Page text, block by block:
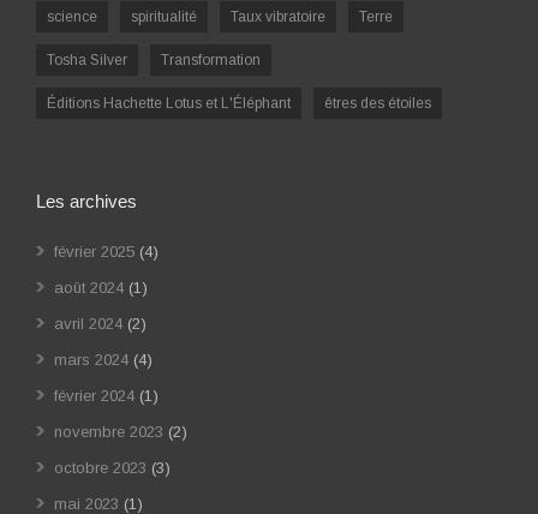
science spiritualité Taux vibratoire Terre
Tosha Silver Transformation
Éditions Hachette Lotus et L'Éléphant êtres des étoiles
Les archives
février 2025 (4)
août 2024 (1)
avril 2024 (2)
mars 2024 (4)
février 2024 (1)
novembre 2023 (2)
octobre 2023 (3)
mai 2023 (1)